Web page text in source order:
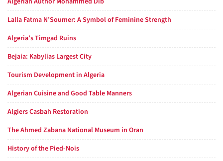
Lalla Fatma N’Soumer: A Symbol of Feminine Strength
Algeria’s Timgad Ruins
Bejaia: Kabylias Largest City
Tourism Development in Algeria
Algerian Cuisine and Good Table Manners
Algiers Casbah Restoration
The Ahmed Zabana National Museum in Oran
History of the Pied-Nois